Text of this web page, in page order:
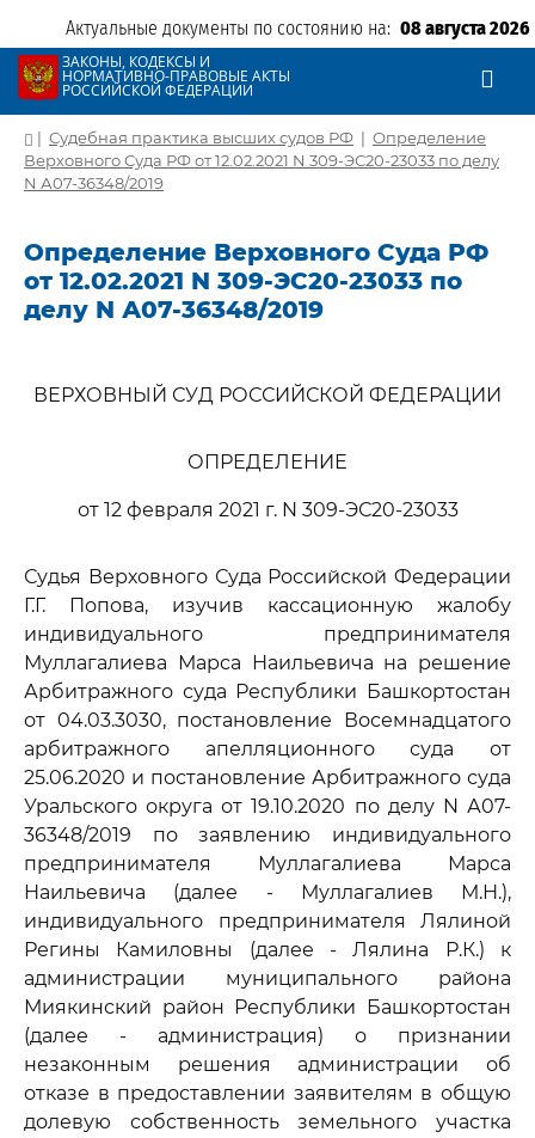
Актуальные документы по состоянию на: 08 августа 2026
ЗАКОНЫ, КОДЕКСЫ И
НОРМАТИВНО-ПРАВОВЫЕ АКТЫ
РОССИЙСКОЙ ФЕДЕРАЦИИ
| Судебная практика высших судов РФ | Определение
Верховного Суда РФ от 12.02.2021 N 309-ЭС20-23033 по делу
N А07-36348/2019
Определение Верховного Суда РФ
от 12.02.2021 N 309-ЭС20-23033 по
делу N А07-36348/2019
ВЕРХОВНЫЙ СУД РОССИЙСКОЙ ФЕДЕРАЦИИ
ОПРЕДЕЛЕНИЕ
от 12 февраля 2021 г. N 309-ЭС20-23033
Судья Верховного Суда Российской Федерации
Г.Г. Попова, изучив кассационную жалобу
индивидуального предпринимателя
Муллагалиева Марса Наильевича на решение
Арбитражного суда Республики Башкортостан
от 04.03.3030, постановление Восемнадцатого
арбитражного апелляционного суда от
25.06.2020 и постановление Арбитражного суда
Уральского округа от 19.10.2020 по делу N А07-
36348/2019 по заявлению индивидуального
предпринимателя Муллагалиева Марса
Наильевича (далее - Муллагалиев М.Н.),
индивидуального предпринимателя Лялиной
Регины Камиловны (далее - Лялина Р.К.) к
администрации муниципального района
Миякинский район Республики Башкортостан
(далее - администрация) о признании
незаконным решения администрации об
отказе в предоставлении заявителям в общую
долевую собственность земельного участка